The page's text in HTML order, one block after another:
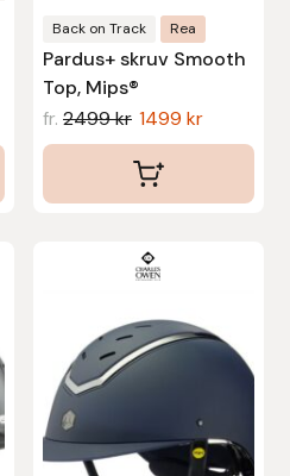
Back on Track Rea
Pardus+ skruv Smooth
Top, Mips®
fr. 2499kr 1499 kr
produktsidan
produkten
har
flera
varianter.
De